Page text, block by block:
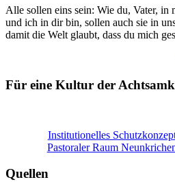
Alle sollen eins sein: Wie du, Vater, in
und ich in dir bin, sollen auch sie in
damit die Welt glaubt, dass du mich
Für eine Kultur der
Institutionelles
Pastoraler Raum
Quellen